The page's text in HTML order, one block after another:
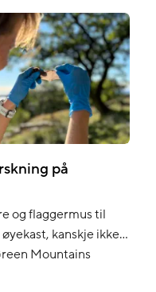
og Hima Seafood
samarbeid
fra
i anlegget ved siden
kobler to industrier
på
og flaggermus til
kanskje ikke
Mountains